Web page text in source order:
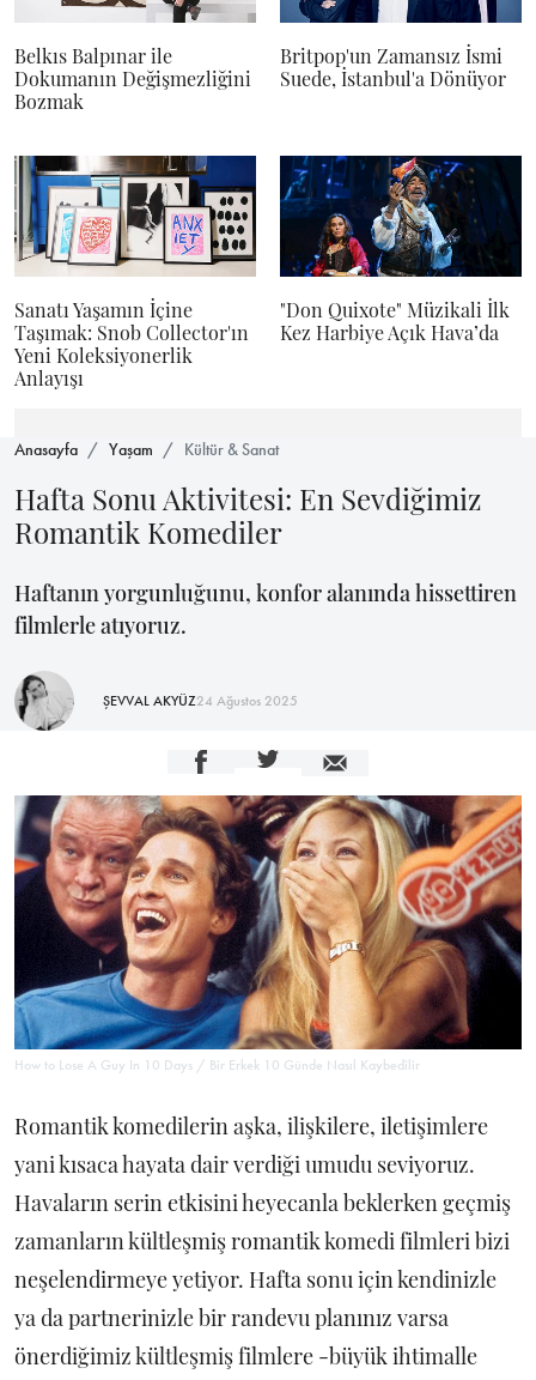
Belkıs Balpınar ile
Dokumanın Değişmezliğini
Bozmak
Britpop'un Zamansız İsmi
Suede, İstanbul'a Dönüyor
Sanatı Yaşamın İçine
Taşımak: Snob Collector'ın
Yeni Koleksiyonerlik
Anlayışı
"Don Quixote" Müzikali İlk
Kez Harbiye Açık Hava’da
Anasayfa Yaşam Kültür & Sanat
Hafta Sonu Aktivitesi: En Sevdiğimiz
Romantik Komediler
Haftanın yorgunluğunu, konfor alanında hissettiren
filmlerle atıyoruz.
ŞEVVAL AKYÜZ24 Ağustos 2025
How to Lose A Guy In 10 Days / Bir Erkek 10 Günde Nasıl Kaybedilir
Romantik komedilerin aşka, ilişkilere, iletişimlere
yani kısaca hayata dair verdiği umudu seviyoruz.
Havaların serin etkisini heyecanla beklerken geçmiş
zamanların kültleşmiş romantik komedi filmleri bizi
neşelendirmeye yetiyor. Hafta sonu için kendinizle
ya da partnerinizle bir randevu planınız varsa
önerdiğimiz kültleşmiş filmlere -büyük ihtimalle